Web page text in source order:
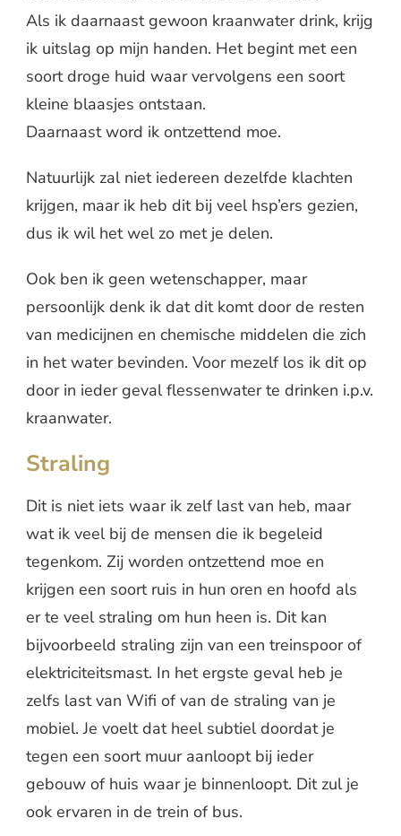
Als ik daarnaast gewoon kraanwater drink, krijg
ik uitslag op mijn handen. Het begint met een
soort droge huid waar vervolgens een soort
kleine blaasjes ontstaan.
Daarnaast word ik ontzettend moe.
Natuurlijk zal niet iedereen dezelfde klachten
krijgen, maar ik heb dit bij veel hsp’ers gezien,
dus ik wil het wel zo met je delen.
Ook ben ik geen wetenschapper, maar
persoonlijk denk ik dat dit komt door de resten
van medicijnen en chemische middelen die zich
in het water bevinden. Voor mezelf los ik dit op
door in ieder geval flessenwater te drinken i.p.v.
kraanwater.
Straling
Dit is niet iets waar ik zelf last van heb, maar
wat ik veel bij de mensen die ik begeleid
tegenkom. Zij worden ontzettend moe en
krijgen een soort ruis in hun oren en hoofd als
er te veel straling om hun heen is. Dit kan
bijvoorbeeld straling zijn van een treinspoor of
elektriciteitsmast. In het ergste geval heb je
zelfs last van Wifi of van de straling van je
mobiel. Je voelt dat heel subtiel doordat je
tegen een soort muur aanloopt bij ieder
gebouw of huis waar je binnenloopt. Dit zul je
ook ervaren in de trein of bus.